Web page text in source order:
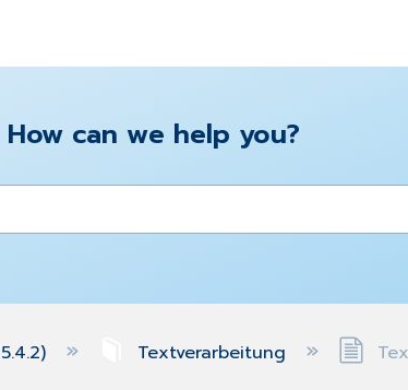
How can we help you?
Textverarbeitung